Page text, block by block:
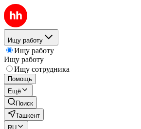
Ищу работу
Ищу работу
Ищу работу
Ищу сотрудника
Помощь
Ещё
Поиск
Ташкент